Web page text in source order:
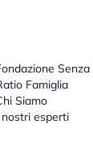
Famiglia
Siamo
nostri esperti